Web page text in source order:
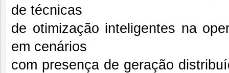
de técnicas
de otimização inteligentes na
em cenários
com presença de geração